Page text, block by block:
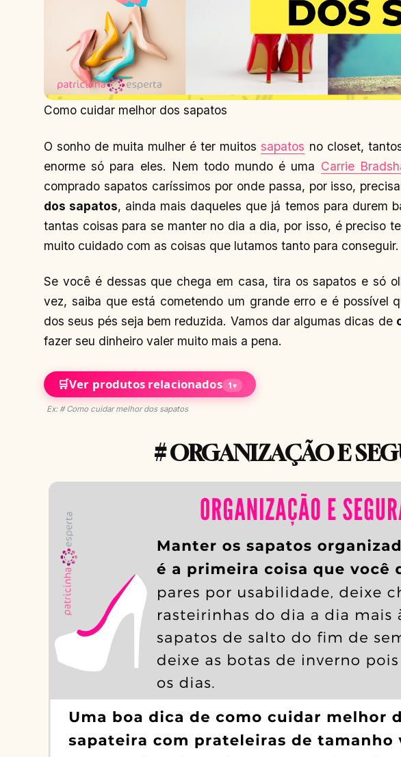
Como cuidar melhor dos sapatos
O sonho de muita mulher é ter muitos sapatos no closet,
enorme só para eles. Nem todo mundo é uma Carrie
comprado sapatos caríssimos por onde passa, por isso,
dos sapatos, ainda mais daqueles que já temos para durem
tantas coisas para se manter no dia a dia, por isso, é preciso
muito cuidado com as coisas que lutamos tanto para conseguir.
Se você é dessas que chega em casa, tira os sapatos e só
vez, saiba que está cometendo um grande erro e é possível
dos seus pés seja bem reduzida. Vamos dar algumas dicas de
fazer seu dinheiro valer muito mais a pena.
🛒Ver produtos relacionados 1▾
Ex: # Como cuidar melhor dos sapatos
# ORGANIZAÇÃO E